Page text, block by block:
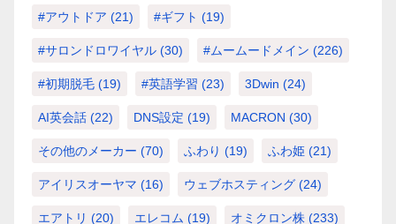
#アウトドア (21) #ギフト (19)
#サロンドロワイヤル (30) #ムームードメイン (226)
#初期脱毛 (19) #英語学習 (23) 3Dwin (24)
AI英会話 (22) DNS設定 (19) MACRON (30)
その他のメーカー (70) ふわり (19) ふわ姫 (21)
アイリスオーヤマ (16) ウェブホスティング (24)
エアトリ (20) エレコム (19) オミクロン株 (233)